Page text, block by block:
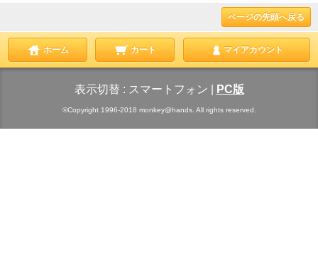
ページの先頭へ戻る
ホーム カート マイアカウント
表示切替 : スマートフォン PC版
©Copyright 1996-2018 monkey@hands. All rights reserved.